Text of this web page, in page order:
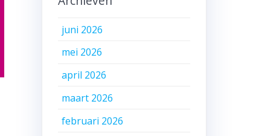
juni 2026
mei 2026
april 2026
maart 2026
februari 2026